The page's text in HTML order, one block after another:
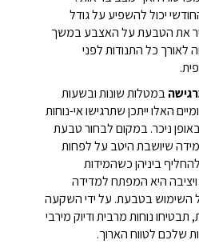
יכול להשפיע על גודל
את הטבעת על האצבע במשך
לאורך כל התנודות לפני
במטלות שונות ובשעות
האלו ייתכן שתרגישו אי-נוחות
ניכר. במקום לבחור טבעת
מידה שיושבת היטב על לפחות
ביניהן כשהמידות
היא המפתח למדידה
השימוש בטבעת. על ידי השקעה
נוחות מרבית ודיוק מירבי
שלכם לטווח הארוך.